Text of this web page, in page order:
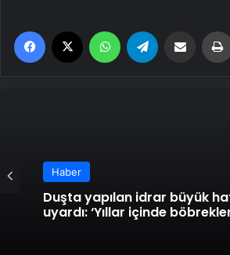
Facebook WhatsApp Email'den paylaş
Haber
Duşta yapılan idrar büyük
uyardı: ‘Yıllar içinde